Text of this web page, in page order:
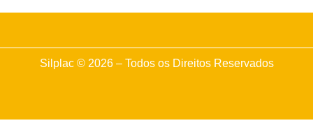
Silplac © 2026 – Todos os Direitos Reservados